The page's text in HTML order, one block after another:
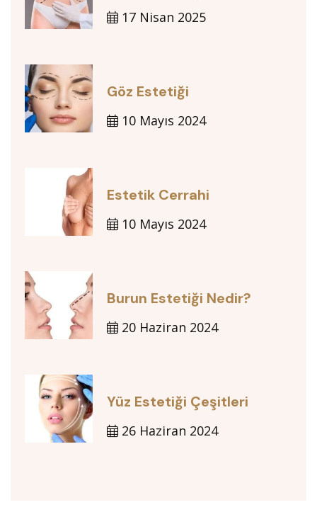
17 Nisan 2025
Göz Estetiği
10 Mayıs 2024
Estetik Cerrahi
10 Mayıs 2024
Burun Estetiği Nedir?
20 Haziran 2024
Yüz Estetiği Çeşitleri
26 Haziran 2024